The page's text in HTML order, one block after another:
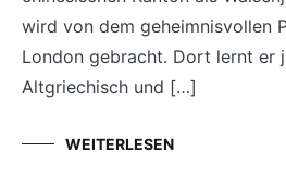
wird von dem geheimnisvollen
London gebracht. Dort lernt er
Altgriechisch und […]
WEITERLESEN